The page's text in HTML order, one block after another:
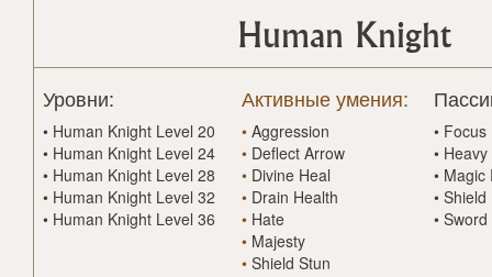
Human Knight
Уровни:
• Human Knight Level 20
• Human Knight Level 24
• Human Knight Level 28
• Human Knight Level 32
• Human Knight Level 36
Активные умения:
• Aggression
• Deflect Arrow
• Divine Heal
• Drain Health
• Hate
• Majesty
• Shield Stun
• Focus
•
• Magic
• Shield
•